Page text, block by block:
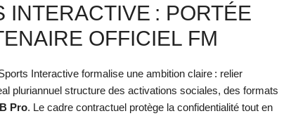
INTERACTIVE : PORTÉE
OFFICIEL FM
Interactive formalise une ambition claire : relier
pluriannuel structure des activations sociales, des formats
Pro. Le cadre contractuel protège la confidentialité tout en